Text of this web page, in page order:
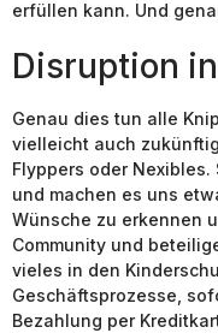
erfüllen kann. Und
Disruption
Genau dies tun alle
vielleicht auch
Flyppers oder
und machen es uns
Wünsche zu erkennen
Community und
vieles in den
Geschäftsprozesse,
Bezahlung per